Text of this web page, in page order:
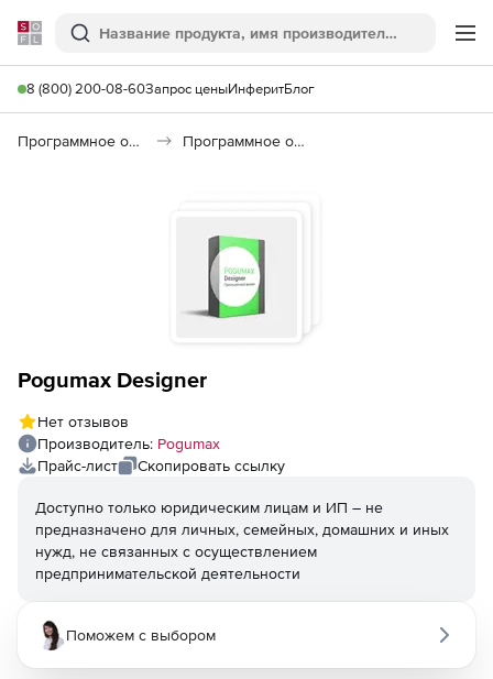
Softline
Поиск
8 (800) 200-08-60Запрос ценыИнферитБлог
Программное обеспечение для графики и дизайна Программное обеспечение для проекционного дизайна
Pogumax Designer
Нет отзывов
Производитель: Pogumax
Прайс-лист
Скопировать ссылку
Доступно только юридическим лицам и ИП – не
предназначено для личных, семейных, домашних и иных
нужд, не связанных с осуществлением
предпринимательской деятельности
Поможем с выбором